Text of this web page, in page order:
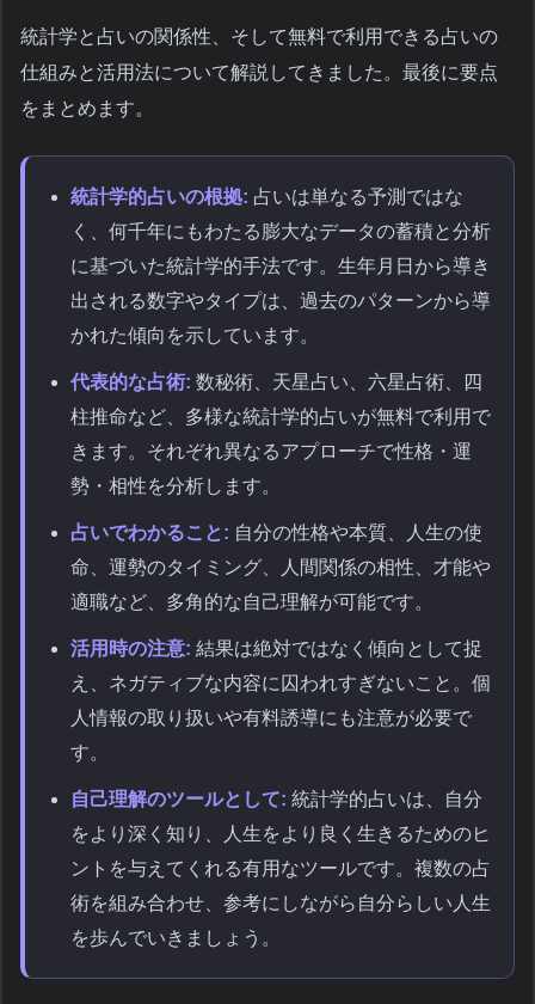
統計学と占いの関係性、そして無料で利用できる占いの
仕組みと活用法について解説してきました。最後に要点
をまとめます。
統計学的占いの根拠: 占いは単なる予測ではな
く、何千年にもわたる膨大なデータの蓄積と分析
に基づいた統計学的手法です。生年月日から導き
出される数字やタイプは、過去のパターンから導
かれた傾向を示しています。
代表的な占術: 数秘術、天星占い、六星占術、四
柱推命など、多様な統計学的占いが無料で利用で
きます。それぞれ異なるアプローチで性格・運
勢・相性を分析します。
占いでわかること: 自分の性格や本質、人生の使
命、運勢のタイミング、人間関係の相性、才能や
適職など、多角的な自己理解が可能です。
活用時の注意: 結果は絶対ではなく傾向として捉
え、ネガティブな内容に囚われすぎないこと。個
人情報の取り扱いや有料誘導にも注意が必要で
す。
自己理解のツールとして: 統計学的占いは、自分
をより深く知り、人生をより良く生きるためのヒ
ントを与えてくれる有用なツールです。複数の占
術を組み合わせ、参考にしながら自分らしい人生
を歩んでいきましょう。